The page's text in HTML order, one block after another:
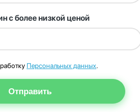
с более низкой ценой
Персональных данных.
Отправить